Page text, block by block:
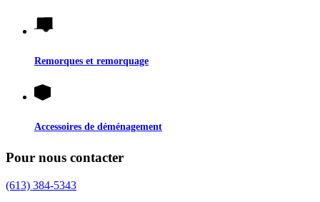
Remorques et remorquage
Accessoires de déménagement
Pour nous contacter
(613) 384-5343